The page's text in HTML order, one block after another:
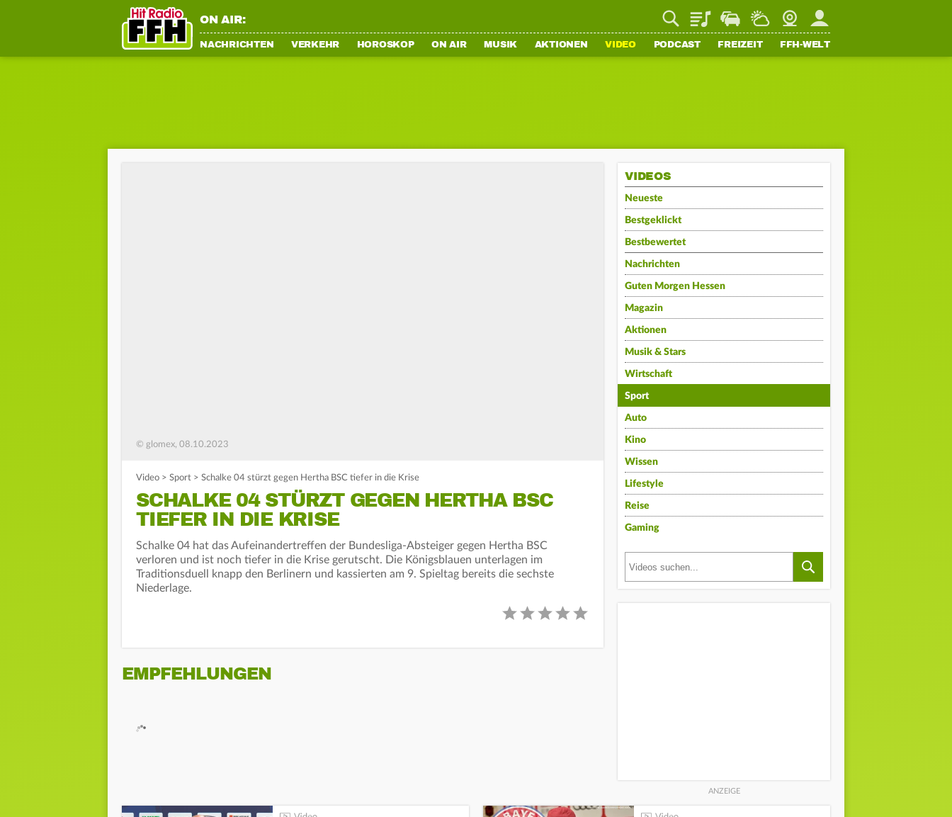
ON AIR: PlaylistStaupilotWetterWebcamMein FFH
NACHRICHTEN VERKEHR HOROSKOP ON AIR MUSIK AKTIONEN VIDEO PODCAST FREIZEIT FFH-WELT
© glomex, 08.10.2023
Video > Sport > Schalke 04 stürzt gegen Hertha BSC tiefer in die Krise
SCHALKE 04 STÜRZT GEGEN HERTHA BSC
TIEFER IN DIE KRISE
Schalke 04 hat das Aufeinandertreffen der Bundesliga-Absteiger gegen Hertha BSC
verloren und ist noch tiefer in die Krise gerutscht. Die Königsblauen unterlagen im
Traditionsduell knapp den Berlinern und kassierten am 9. Spieltag bereits die sechste
Niederlage.
EMPFEHLUNGEN
VIDEOS
Neueste
Bestgeklickt
Bestbewertet
Nachrichten
Guten Morgen Hessen
Magazin
Aktionen
Musik & Stars
Wirtschaft
Sport
Auto
Kino
Wissen
Lifestyle
Reise
Gaming